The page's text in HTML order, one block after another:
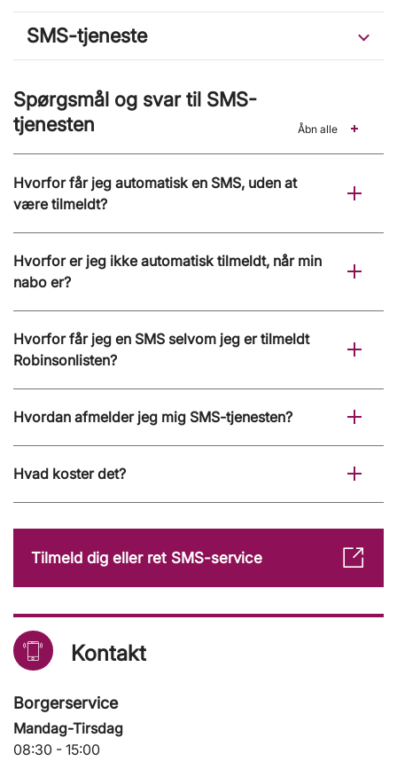
SMS-tjeneste
Spørgsmål og svar til SMS-
tjenesten
Åbn alle
Hvorfor får jeg automatisk en SMS, uden at
være tilmeldt?
Hvorfor er jeg ikke automatisk tilmeldt, når min
nabo er?
Hvorfor får jeg en SMS selvom jeg er tilmeldt
Robinsonlisten?
Hvordan afmelder jeg mig SMS-tjenesten?
Hvad koster det?
Tilmeld dig eller ret SMS-service
Kontakt
Borgerservice
Mandag-Tirsdag
08:30 - 15:00